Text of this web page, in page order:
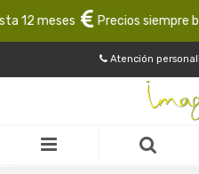
12 meses Precios siempre
Atención